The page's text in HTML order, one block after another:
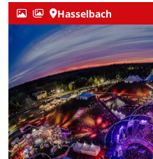
Hasselbach